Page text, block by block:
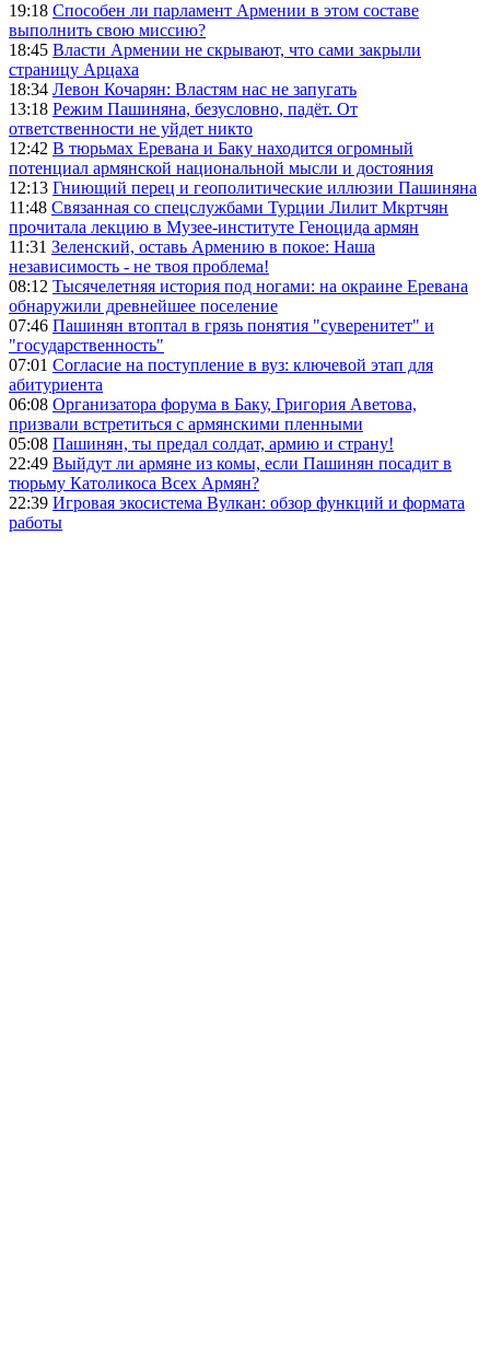
19:18 Способен ли парламент Армении в этом составе
выполнить свою миссию?
18:45 Власти Армении не скрывают, что сами закрыли
страницу Арцаха
18:34 Левон Кочарян: Властям нас не запугать
13:18 Режим Пашиняна, безусловно, падёт. От
ответственности не уйдет никто
12:42 В тюрьмах Еревана и Баку находится огромный
потенциал армянской национальной мысли и достояния
12:13 Гниющий перец и геополитические иллюзии Пашиняна
11:48 Связанная со спецслужбами Турции Лилит Мкртчян
прочитала лекцию в Музее-институте Геноцида армян
11:31 Зеленский, оставь Армению в покое: Наша
независимость - не твоя проблема!
08:12 Тысячелетняя история под ногами: на окраине Еревана
обнаружили древнейшее поселение
07:46 Пашинян втоптал в грязь понятия "суверенитет" и
"государственность"
07:01 Согласие на поступление в вуз: ключевой этап для
абитуриента
06:08 Организатора форума в Баку, Григория Аветова,
призвали встретиться с армянскими пленными
05:08 Пашинян, ты предал солдат, армию и страну!
22:49 Выйдут ли армяне из комы, если Пашинян посадит в
тюрьму Католикоса Всех Армян?
22:39 Игровая экосистема Вулкан: обзор функций и формата
работы